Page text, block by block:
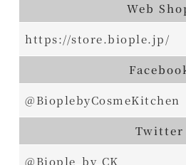
Web
https://store.biople.jp/
@BioplebyCosmeKitchen
Twitter
@Biople_by_CK